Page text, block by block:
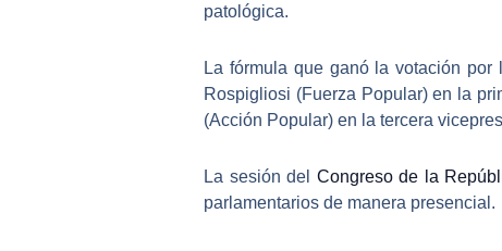
patológica.
La fórmula que ganó la votación
Rospigliosi (Fuerza Popular) en la
(Acción Popular) en la tercera
La sesión del Congreso de la
parlamentarios de manera presencial.